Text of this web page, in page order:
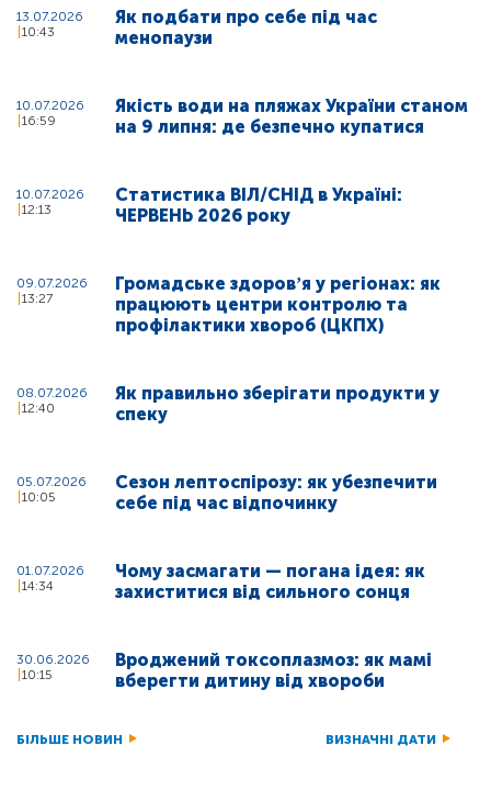
13.07.2026
10:43
Як подбати про себе під час
менопаузи
10.07.2026
16:59
Якість води на пляжах України станом
на 9 липня: де безпечно купатися
10.07.2026
12:13
Статистика ВІЛ/СНІД в Україні:
ЧЕРВЕНЬ 2026 року
09.07.2026
13:27
Громадське здоровʼя у регіонах: як
працюють центри контролю та
профілактики хвороб (ЦКПХ)
08.07.2026
12:40
Як правильно зберігати продукти у
спеку
05.07.2026
10:05
Сезон лептоспірозу: як убезпечити
себе під час відпочинку
01.07.2026
14:34
Чому засмагати — погана ідея: як
захиститися від сильного сонця
30.06.2026
10:15
Вроджений токсоплазмоз: як мамі
вберегти дитину від хвороби
БІЛЬШЕ НОВИН ВИЗНАЧНІ ДАТИ